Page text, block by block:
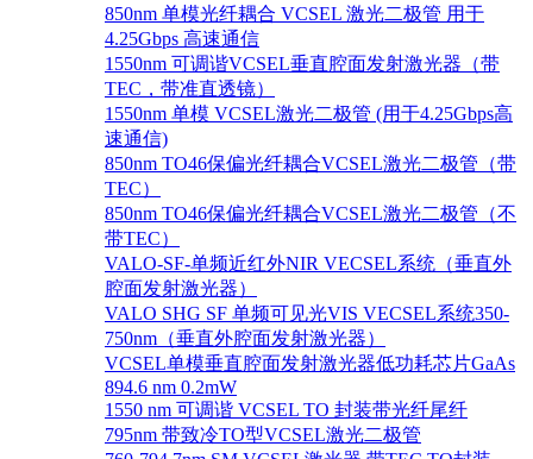
850nm 单模光纤耦合 VCSEL 激光二极管 用于
4.25Gbps 高速通信
1550nm 可调谐VCSEL垂直腔面发射激光器（带
TEC，带准直透镜）
1550nm 单模 VCSEL激光二极管 (用于4.25Gbps高
速通信)
850nm TO46保偏光纤耦合VCSEL激光二极管（带
TEC）
850nm TO46保偏光纤耦合VCSEL激光二极管（不
带TEC）
VALO-SF-单频近红外NIR VECSEL系统（垂直外
腔面发射激光器）
VALO SHG SF 单频可见光VIS VECSEL系统350-
750nm（垂直外腔面发射激光器）
VCSEL单模垂直腔面发射激光器低功耗芯片GaAs
894.6 nm 0.2mW
1550 nm 可调谐 VCSEL TO 封装带光纤尾纤
795nm 带致冷TO型VCSEL激光二极管